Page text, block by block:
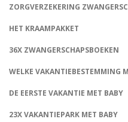
ZORGVERZEKERING
HET KRAAMPAKKET
36X ZWANGERSCHAPSBOEKEN
WELKE VAKANTIEBESTEMMING
DE EERSTE VAKANTIE MET BABY
23X VAKANTIEPARK MET BABY